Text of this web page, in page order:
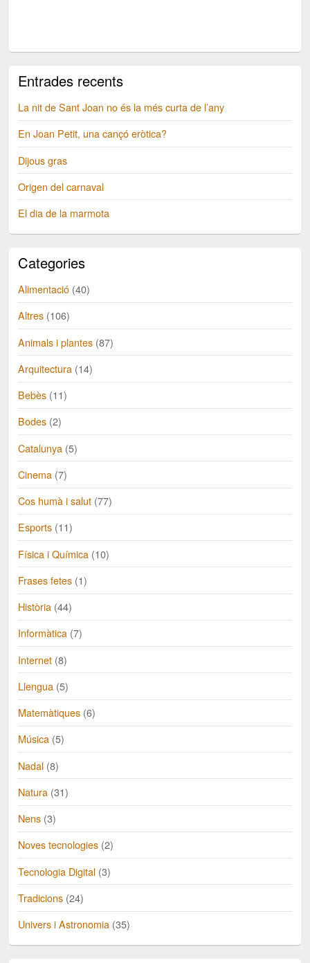
Entrades recents
La nit de Sant Joan no és la més curta de l’any
En Joan Petit, una cançó eròtica?
Dijous gras
Origen del carnaval
El dia de la marmota
Categories
Alimentació (40)
Altres (106)
Animals i plantes (87)
Arquitectura (14)
Bebès (11)
Bodes (2)
Catalunya (5)
Cinema (7)
Cos humà i salut (77)
Esports (11)
Física i Química (10)
Frases fetes (1)
Història (44)
Informàtica (7)
Internet (8)
Llengua (5)
Matemàtiques (6)
Música (5)
Nadal (8)
Natura (31)
Nens (3)
Noves tecnologies (2)
Tecnologia Digital (3)
Tradicions (24)
Univers i Astronomia (35)